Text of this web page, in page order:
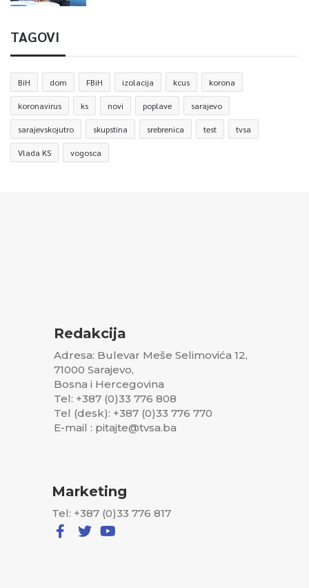
TAGOVI
BiH dom FBiH izolacija kcus korona
koronavirus ks novi poplave sarajevo
sarajevskojutro skupstina srebrenica test tvsa
Vlada KS vogosca
Redakcija
Adresa: Bulevar Meše Selimovića 12,
71000 Sarajevo,
Bosna i Hercegovina
Tel: +387 (0)33 776 808
Tel (desk): +387 (0)33 776 770
E-mail : pitajte@tvsa.ba
Marketing
Tel: +387 (0)33 776 817